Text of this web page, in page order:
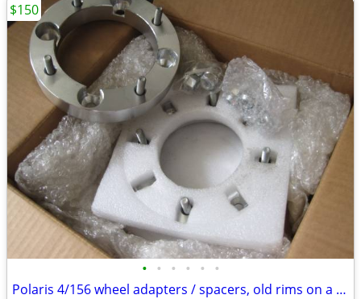
• • • • • •
Polaris 4/156 wheel adapters / spacers, old rims on a newer machine
$150